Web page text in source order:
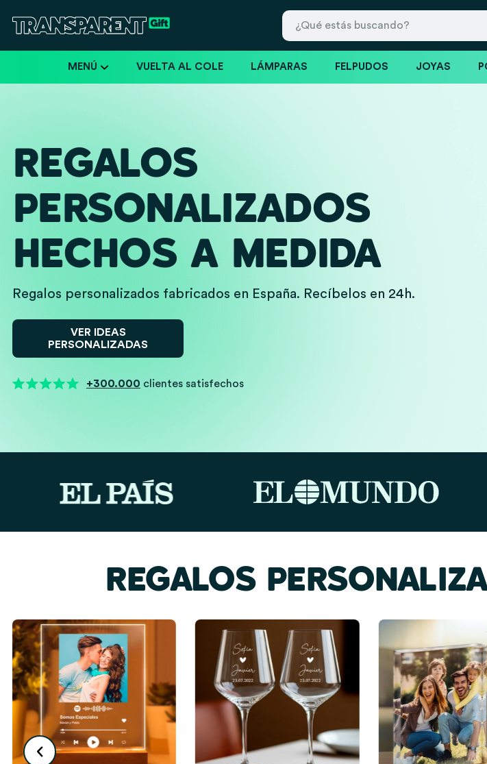
MENÚ VUELTA AL COLE LÁMPARAS FELPUDOS JOYAS
REGALOS
PERSONALIZADOS
HECHOS A MEDIDA
Regalos personalizados fabricados en España. Recíbelos en 24h.
VER IDEAS
PERSONALIZADAS
+300.000 clientes satisfechos
REGALOS